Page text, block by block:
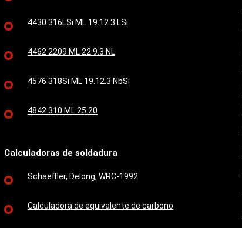
4430 316LSi ML 19.12.3 LSi
4462 2209 ML 22.9.3 NL
4576 318Si ML 19.12.3 NbSi
4842 310 ML 25.20
Calculadoras de soldadura
Schaeffler, Delong, WRC-1992
Calculadora de equivalente de carbono